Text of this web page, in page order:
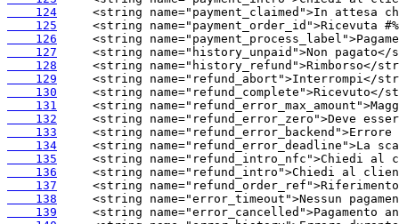
    124
    125
    126
    127
    128
    129
    130
    131
    132
    133
    134
    135
    136
    137
    138
    139